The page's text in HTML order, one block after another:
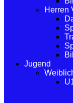
Herren
Jugend